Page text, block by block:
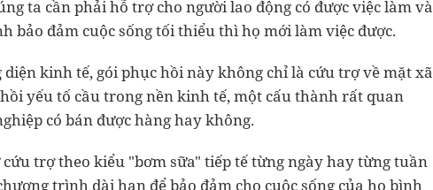
ta cần phải hỗ trợ cho người lao động có được việc làm và
bảo đảm cuộc sống tối thiểu thì họ mới làm việc được.
kinh tế, gói phục hồi này không chỉ là cứu trợ về mặt xã
yếu tố cầu trong nền kinh tế, một cấu thành rất quan
có bán được hàng hay không.
trợ theo kiểu "bơm sữa" tiếp tế từng ngày hay từng tuần
trình dài hạn để bảo đảm cho cuộc sống của họ bình